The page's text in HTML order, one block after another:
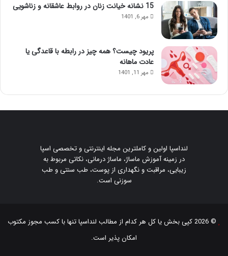
15 نشانه خیانت زنان در روابط عاشقانه و زناشویی
مهر 6, 1401
پریود چیست؟ همه چیز در رابطه با قاعدگی یا
عادت ماهانه
مهر 11, 1401
لنداسپا اولین و کاملترین مجله اینترنتی و تخصصی اسپا
در زمینه آموزش ماساژ، ماساژ درمانی، نکاتی مربوط به
زیبایی، مراقبت و نگهداری از پوست، طب سنتی و طب
سوزنی است.
© 2026 کپی بخش یا کل هر کدام از مطالب لنداسپاتنها با کسب مجوز مکتوب
امکان پذیر است.